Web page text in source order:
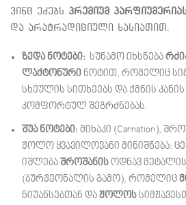
ვინც ეძებს პრემიუმ
და არატრადიციული ხასიათით.
ზედა ნოტები: სუნამო იხსნება
ლაქტონური ნოტით, რომელიც
სხეულის სითხეებს და ქმნის
კომფორტულ შეგრძნებას.
შუა ნოტები: მიხაკი (Carnation),
ჟოლო ყვავილოვანი მინიშნება:
იშლება შროშანის ოდნავ
(ბურჟეონალის გამო), რომელიც
ნიუანსებთან და ჟოლოს